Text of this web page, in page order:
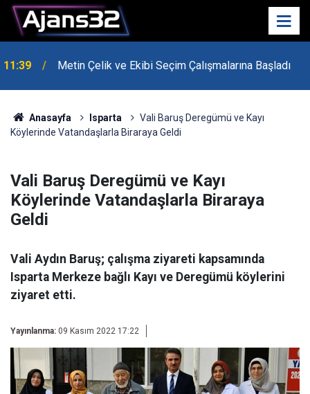
10:15 Hafta Sonu Havalar Nasıl Olacak?
Anasayfa Isparta
Vali Baruş Deregümü ve Kayı
Köylerinde Vatandaşlarla Biraraya Geldi
Vali Baruş Deregümü ve Kayı
Köylerinde Vatandaşlarla Biraraya
Geldi
Vali Aydın Baruş; çalışma ziyareti kapsamında
Isparta Merkeze bağlı Kayı ve Deregümü köylerini
ziyaret etti.
Yayınlanma: 09 Kasım 2022 17:22